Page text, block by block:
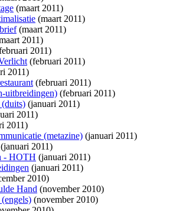
(maart 2011)
(maart 2011)
(maart 2011)
2011)
2011)
(februari 2011)
2011)
(februari 2011)
uitbreidingen) (februari 2011)
(januari 2011)
2011)
2011)
(metazine) (januari 2011)
(januari 2011)
- HOTH (januari 2011)
(januari 2011)
2010)
Hand (november 2010)
(november 2010)